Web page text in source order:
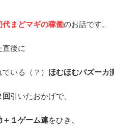
代まどマギの稼働のお話です。
直後に
いる（？） ほむほむバズーカ
回引いたおかげで、
＋１ゲーム連をひき、